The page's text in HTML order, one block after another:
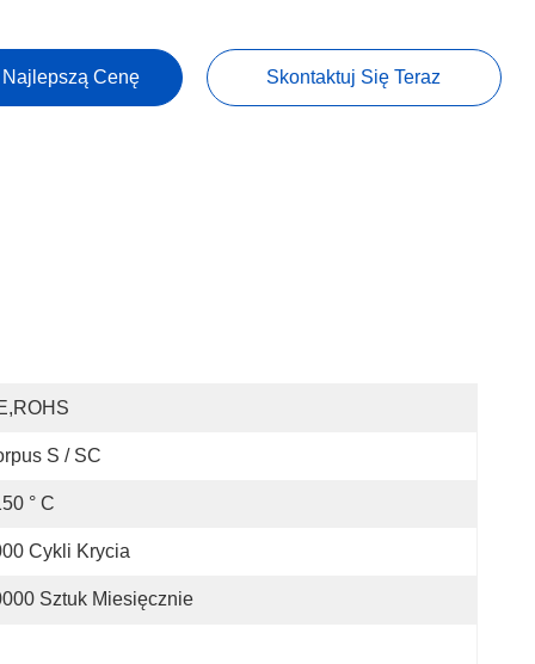
Cenę Skontaktuj Się Teraz
S / SC
° C
Cykli Krycia
Sztuk Miesięcznie